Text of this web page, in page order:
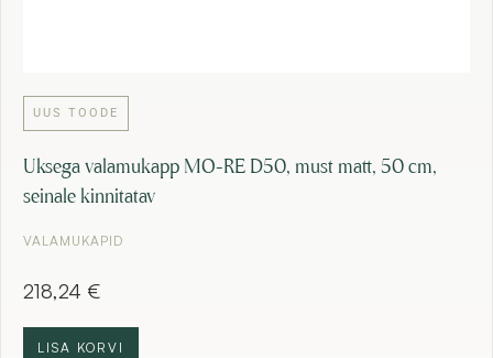
UUS TOODE
Uksega valamukapp MO-RE D50, must matt, 50 cm,
seinale kinnitatav
VALAMUKAPID
218,24 €
LISA KORVI